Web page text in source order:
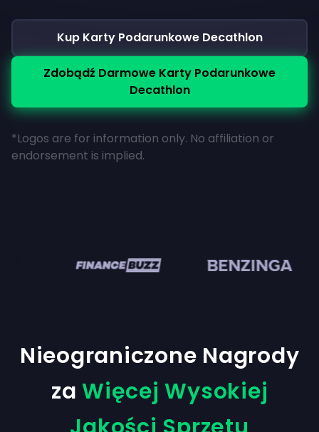
Kup Karty Podarunkowe Decathlon
Zdobądź Darmowe Karty Podarunkowe
Decathlon
*Logos are for information only. No affiliation or
endorsement is implied.
Nieograniczone Nagrody
za Więcej Wysokiej